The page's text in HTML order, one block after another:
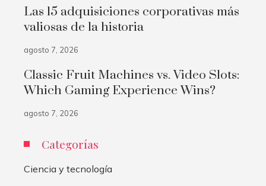
Las 15 adquisiciones corporativas más
valiosas de la historia
agosto 7, 2026
Classic Fruit Machines vs. Video Slots:
Which Gaming Experience Wins?
agosto 7, 2026
Categorías
Ciencia y tecnología